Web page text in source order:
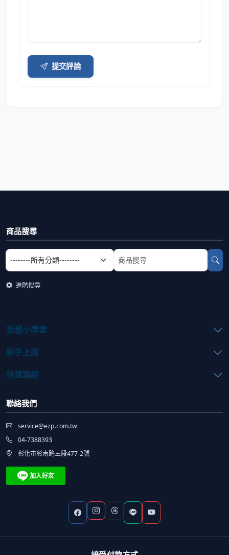
提交評論
商品搜尋
選擇商品分類
搜尋商品關鍵字
進階搜尋
批發小學堂
新手上路
快速連結
聯絡我們
service@ezp.com.tw
04-7388393
彰化市彰南路三段477-2號